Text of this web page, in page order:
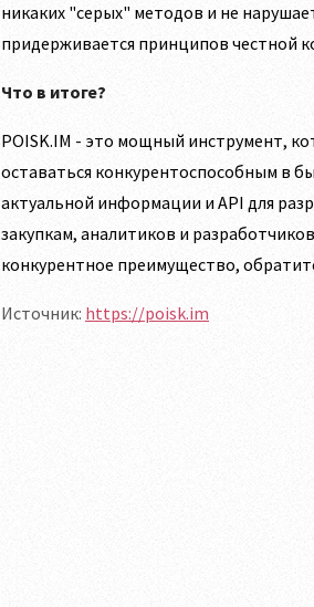
никаких "серых" методов и не
придерживается принципов честной
Что в итоге?
POISK.IM - это мощный инструмент,
оставаться конкурентоспособным в
актуальной информации и API для
закупкам, аналитиков и
конкурентное преимущество,
Источник: https://poisk.im